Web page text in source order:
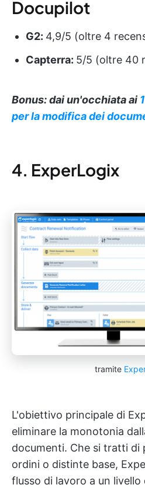
Docupilot
G2: 4,9/5 (oltre 4
Capterra: 5/5 (oltre 40
Bonus: dai un'occhiata ai
per la modifica dei
4. ExperLogix
tramite
L'obiettivo principale di
eliminare la monotonia
documenti. Che si tratti di
ordini o distinte base,
flusso di lavoro a un